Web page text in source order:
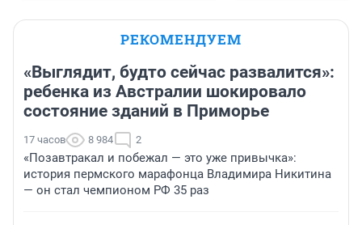
РЕКОМЕНДУЕМ
«Выглядит, будто сейчас развалится»:
ребенка из Австралии шокировало
состояние зданий в Приморье
17 часов 8 984 2
«Позавтракал и побежал — это уже привычка»:
история пермского марафонца Владимира Никитина
— он стал чемпионом РФ 35 раз